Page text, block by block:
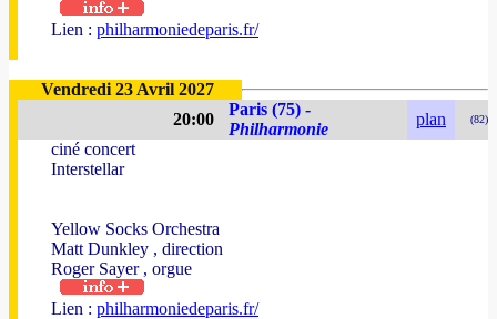
Lien : philharmoniedeparis.fr/
Vendredi 23 Avril 2027
20:00
Paris (75) -
Philharmonie
plan (82)
ciné concert
Interstellar
Yellow Socks Orchestra
Matt Dunkley , direction
Roger Sayer , orgue
Lien : philharmoniedeparis.fr/